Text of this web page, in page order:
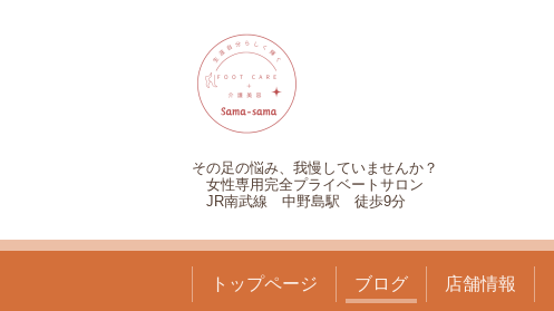
その足の悩み、我慢していませんか？
女性専用完全プライベートサロン
JR南武線 中野島駅 徒歩9分
トップページ ブログ 店舗情報